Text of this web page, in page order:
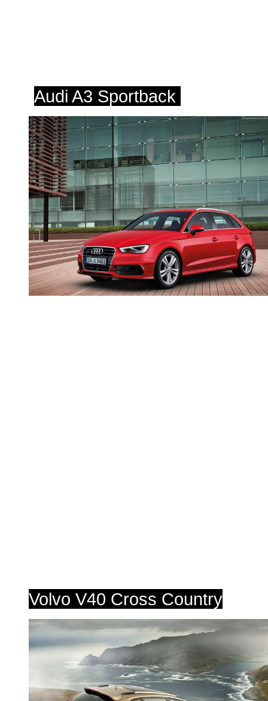
Audi A3 Sportback
Volvo V40 Cross Country